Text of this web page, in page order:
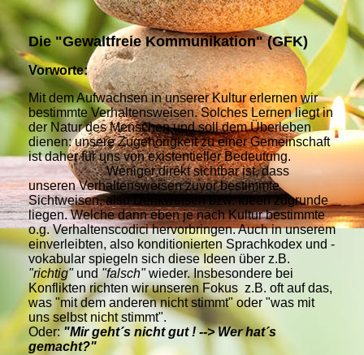
Die "Gewaltfreie Kommunikation" (GFK)
Vorworte:
Mit dem Aufwachsen in unserer Kultur erlernen wir
bestimmte Verhaltensweisen. Solches Lernen liegt in
der Natur des Menschen und soll dem Überleben
dienen: unsere Zugehörigkeit zu einer Gemeinschaft
ist daher für uns von existentieller Bedeutung.
Weniger direkt sichtbar ist, dass
unseren Verhaltensweisen zuvor bestimmte
Sichtweisen, also Denkweisen bzw. Ideen zugrunde
liegen. Welche dann eben je nach Kultur bestimmte
o.g. Verhaltenscodici hervorbringen. Auch in unserem
einverleibten, also konditionierten Sprachkodex und -
vokabular spiegeln sich diese Ideen über z.B.
"richtig"und "falsch"wieder.Insbesondere bei
Konfliktenrichten wir unseren Fokus z.B. oft auf das,
was "mit dem anderen nicht stimmt" oder "was mit
uns selbst nicht stimmt".
Oder: "Mir geht´s nicht gut ! --> Wer hat´s
gemacht?"